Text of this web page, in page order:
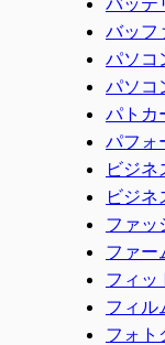
バッフ
パソコ
パソコ
パトカ
パフォ
ビジネ
ビジネ
ファッ
ファー
フィッ
フィル
フォト